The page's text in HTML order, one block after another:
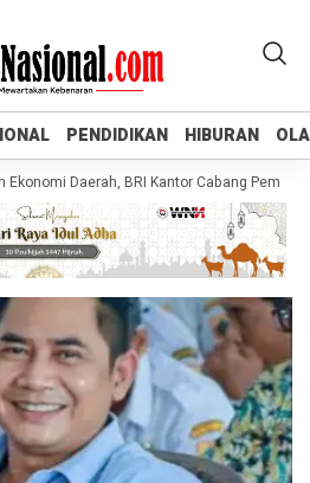
PENDIDIKAN HIBURAN
PENDIDIKAN HIBURAN
Daerah, BRI Kantor Cabang Pemalang